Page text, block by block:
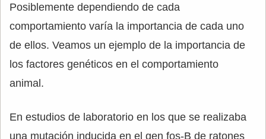
Posiblemente dependiendo de cada
comportamiento varía la importancia de cada uno
de ellos. Veamos un ejemplo de la importancia de
los factores genéticos en el comportamiento
animal.
En estudios de laboratorio en los que se realizaba
una mutación inducida en el gen fos-B de ratones